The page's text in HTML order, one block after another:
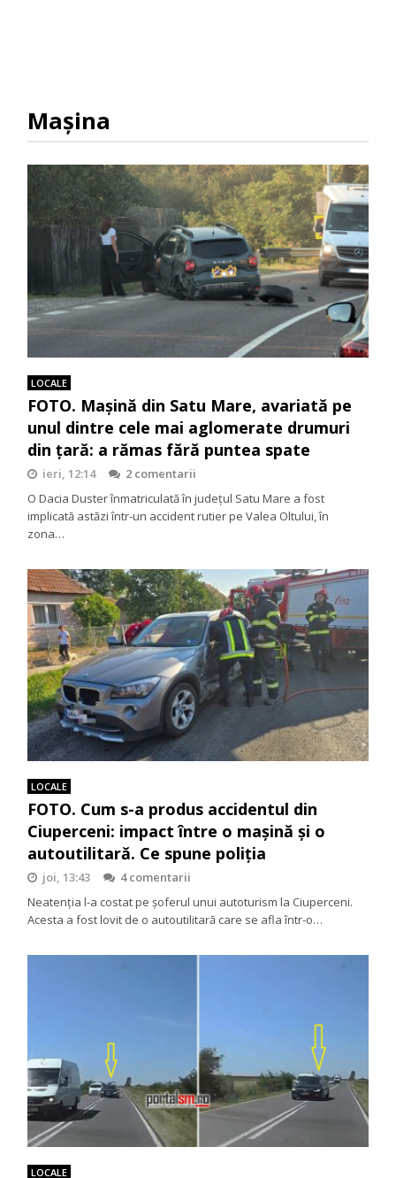
Mașina
LOCALE
FOTO. Mașină din Satu Mare, avariată pe
unul dintre cele mai aglomerate drumuri
din țară: a rămas fără puntea spate
ieri, 12:14
2 comentarii
O Dacia Duster înmatriculată în județul Satu Mare a fost
implicată astăzi într-un accident rutier pe Valea Oltului, în
zona…
LOCALE
FOTO. Cum s-a produs accidentul din
Ciuperceni: impact între o mașină și o
autoutilitară. Ce spune poliția
joi, 13:43
4 comentarii
Neatenția l-a costat pe șoferul unui autoturism la Ciuperceni.
Acesta a fost lovit de o autoutilitară care se afla într-o…
LOCALE